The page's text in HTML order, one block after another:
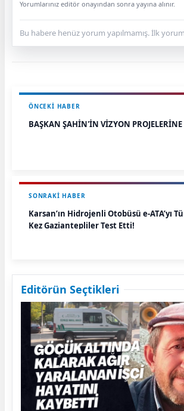
Yorumlarınız editör onayından sonra yayına alınır.
Bu habere henüz yorum yapılmamış. İlk
ÖNCEKI HABER
BAŞKAN ŞAHİN'İN VİZYON
SONRAKI HABER
Karsan’ın Hidrojenli Otobüsü e-ATA’yı
Kez Gaziantepliler Test Etti!
Editörün Seçtikleri